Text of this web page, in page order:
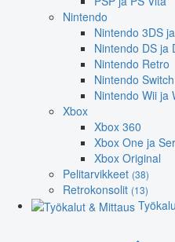
Nintendo
Nintendo 3DS
Nintendo DS ja
Nintendo Retro
Nintendo Switch
Nintendo Wii ja
Xbox
Xbox 360
Xbox One ja
Xbox Original
Pelitarvikkeet (38)
Retrokonsolit (13)